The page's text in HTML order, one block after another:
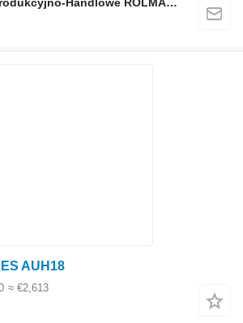
Przedsiębiorstwo Produkcyjno-Handlowe ROLMAPOL Marcin Dziekan
AUH18
≈ €2,613